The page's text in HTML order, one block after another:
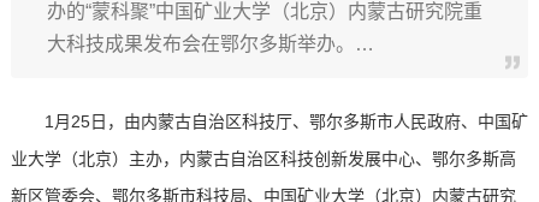
办的“蒙科聚”中国矿业大学（北京）内蒙古研究院重
大科技成果发布会在鄂尔多斯举办。…
1月25日，由内蒙古自治区科技厅、鄂尔多斯市人民政府、中国矿
业大学（北京）主办，内蒙古自治区科技创新发展中心、鄂尔多斯高
新区管委会、鄂尔多斯市科技局、中国矿业大学（北京）内蒙古研究